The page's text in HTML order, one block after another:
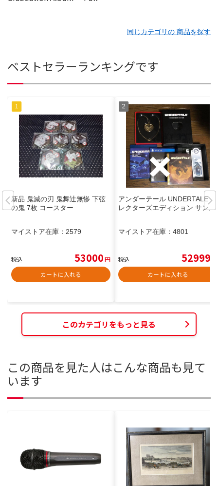
同じカテゴリの 商品を探す
ベストセラーランキングです
新品 鬼滅の刃 鬼舞辻無惨 下弦
の鬼 7枚 コースター
マイストア在庫： 2579
税込 53000円
カートに入れる
アンダーテール UNDERTALE コ
レクターズエディション サンズ
マイストア在庫： 4801
税込 52999
カートに入れる
このカテゴリをもっと見る
この商品を見た人はこんな商品も見て
います